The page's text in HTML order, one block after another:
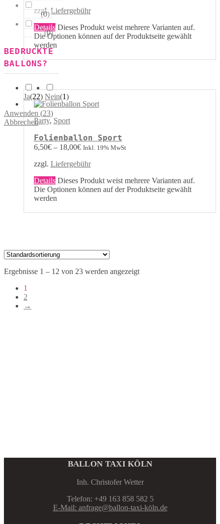
zzgl.Liefergebühr
Details Dieses Produkt weist mehrere Varianten auf.
Die Optionen können auf der Produktseite gewählt
werden
Party, Sport
Folienballon Sport
6,50€– 18,00€ Inkl. 19% MwSt
zzgl. Liefergebühr
Details Dieses Produkt weist mehrere Varianten auf.
Die Optionen können auf der Produktseite gewählt
werden
Ergebnisse 1 – 12 von 23 werden angezeigt
1
2
→
123 (0)
ABC (0)
BEDRUCKTE
BALLONS?
Ja(22) Nein(1)
Anwenden (23)
Abbrechen
BALLON TAXI KÖLN
Inh. Christofer Wetter
Telefon: +49 163 858 582 5
E-Mail: anfrage@ballon-taxi-köln.de